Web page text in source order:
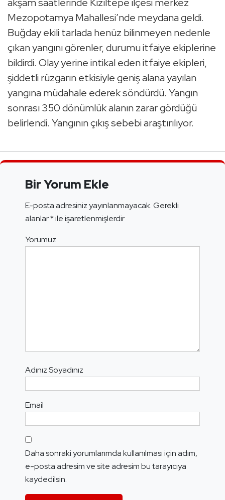
akşam saatlerinde Kızıltepe ilçesi merkez
Mezopotamya Mahallesi’nde meydana geldi.
Buğday ekili tarlada henüz bilinmeyen nedenle
çıkan yangını görenler, durumu itfaiye ekiplerine
bildirdi. Olay yerine intikal eden itfaiye ekipleri,
şiddetli rüzgarın etkisiyle geniş alana yayılan
yangına müdahale ederek söndürdü. Yangın
sonrası 350 dönümlük alanın zarar gördüğü
belirlendi. Yangının çıkış sebebi araştırılıyor.
Bir Yorum Ekle
E-posta adresiniz yayınlanmayacak.Gerekli
alanlar*ile işaretlenmişlerdir
Yorumuz
Adınız Soyadınız
Email
Daha sonraki yorumlarımda kullanılması için adım,
e-posta adresim ve site adresim bu tarayıcıya
kaydedilsin.